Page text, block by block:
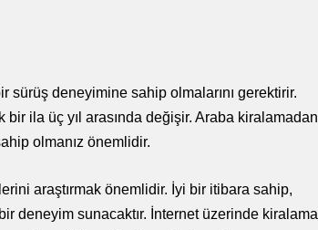
sürüş deneyimine sahip olmalarını gerektirir.
ila üç yıl arasında değişir. Araba kiralamadan
olmanız önemlidir.
araştırmak önemlidir. İyi bir itibara sahip,
deneyim sunacaktır. İnternet üzerinde kiralama